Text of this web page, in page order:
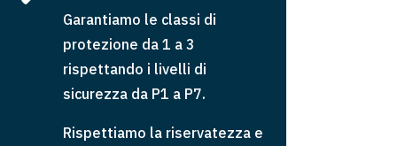
Garantiamo le classi di
protezione da 1 a 3
rispettando i livelli di
sicurezza da P1 a P7.
Rispettiamo la riservatezza e